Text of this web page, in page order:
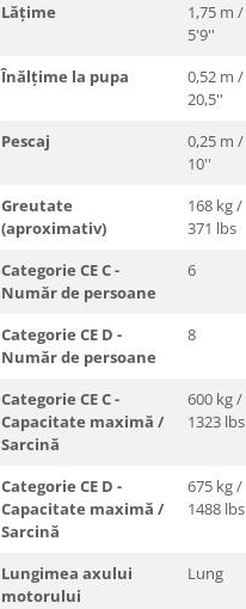
Lățime
1,75 m /
5'9''
Înălțime la pupa
0,52 m /
20,5''
Pescaj
0,25 m /
10''
Greutate
(aproximativ)
168 kg /
371 lbs
Categorie CE C -
Număr de persoane
6
Categorie CE D -
Număr de persoane
8
Categorie CE C -
Capacitate maximă /
Sarcină
600 kg /
1323 lbs
Categorie CE D -
Capacitate maximă /
Sarcină
675 kg /
1488 lbs
Lungimea axului
motorului
Lung